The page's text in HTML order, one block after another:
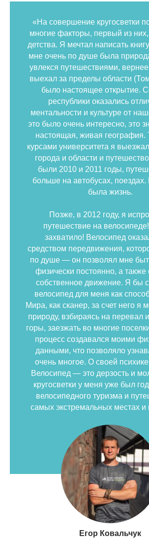
«На совершение кругосветки
многие факторы, первый из них,
детства. Я мечтал написать
мне очень по душе была
увлекся путешествиями,
выехал за пределы области
было настоящее открытие.
республики оказались
ментальности и культуре от
это было очень интересно, это
настоящая, живая география.
курсами университета я
города и области и
были 2010 и 2011 годы,
больше на автобусах, поездах.
была жизнь.
Позже, в 2012 году, я
путешествие на
захватило! Велосипед
средством передвижения,
по душе — он позволял мне
физически постоянно, а также
собственное движение. Я бы
велосипед для меня как
Мира, как сканер, за счет него я
природу, взбираясь на перевал
горы, заезжать во многие
процесс создавался моими
данными, что позволяло
очень многое. О своей
Велосипед — это дерзость и
кругосветки у меня уже был
велосипедного туризма и
самых экстремальных местах
Егор Ковальчук